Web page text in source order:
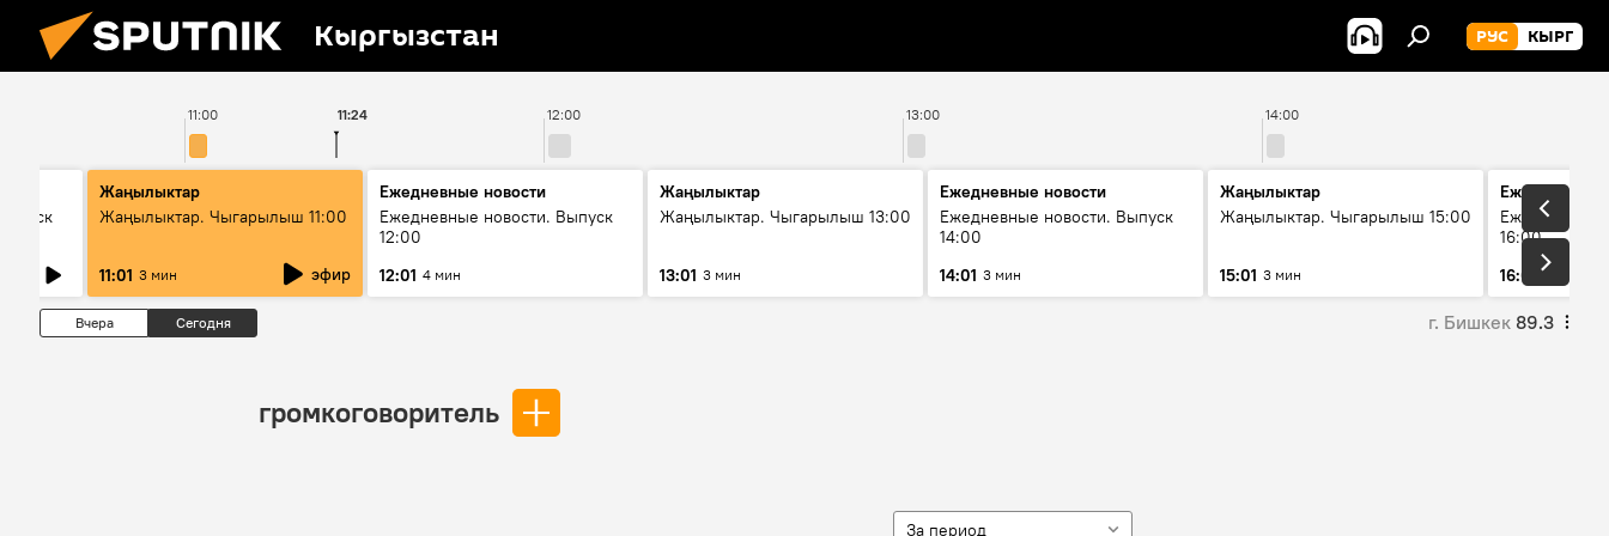
Кыргызстан РУС КЫРГ
11:00 12:00 13:00 14:00
11:24
Жаңылыктар
Жаңылыктар. Чыгарылыш 11:00
11:01 3 мин эфир
Ежедневные новости
Ежедневные новости. Выпуск
12:00
12:01 4 мин
Жаңылыктар
Жаңылыктар. Чыгарылыш 13:00
13:01 3 мин
Ежедневные новости
Ежедневные новости. Выпуск
14:00
14:01 3 мин
Жаңылыктар
Жаңылыктар. Чыгарылыш 15:00
15:01 3 мин
Ежедневные
Ежедневные
16:00
16:01
3 мин
Вчера Сегодня г. Бишкек 89.3
громкоговоритель
За период